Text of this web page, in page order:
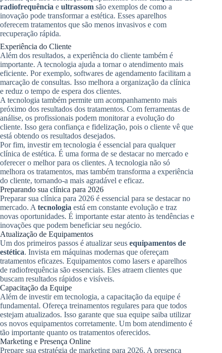
radiofrequência e ultrassom são exemplos de como a
inovação pode transformar a estética. Esses aparelhos
oferecem tratamentos que são menos invasivos e com
recuperação rápida.
Experiência do Cliente
Além dos resultados, a experiência do cliente também é
importante. A tecnologia ajuda a tornar o atendimento mais
eficiente. Por exemplo, softwares de agendamento facilitam a
marcação de consultas. Isso melhora a organização da clínica
e reduz o tempo de espera dos clientes.
A tecnologia também permite um acompanhamento mais
próximo dos resultados dos tratamentos. Com ferramentas de
análise, os profissionais podem monitorar a evolução do
cliente. Isso gera confiança e fidelização, pois o cliente vê que
está obtendo os resultados desejados.
Por fim, investir em tecnologia é essencial para qualquer
clínica de estética. É uma forma de se destacar no mercado e
oferecer o melhor para os clientes. A tecnologia não só
melhora os tratamentos, mas também transforma a experiência
do cliente, tornando-a mais agradável e eficaz.
Preparando sua clínica para 2026
Preparar sua clínica para 2026 é essencial para se destacar no
mercado. A tecnologia está em constante evolução e traz
novas oportunidades. É importante estar atento às tendências e
inovações que podem beneficiar seu negócio.
Atualização de Equipamentos
Um dos primeiros passos é atualizar seus equipamentos de
estética. Invista em máquinas modernas que ofereçam
tratamentos eficazes. Equipamentos como lasers e aparelhos
de radiofrequência são essenciais. Eles atraem clientes que
buscam resultados rápidos e visíveis.
Capacitação da Equipe
Além de investir em tecnologia, a capacitação da equipe é
fundamental. Ofereça treinamentos regulares para que todos
estejam atualizados. Isso garante que sua equipe saiba utilizar
os novos equipamentos corretamente. Um bom atendimento é
tão importante quanto os tratamentos oferecidos.
Marketing e Presença Online
Prepare sua estratégia de marketing para 2026. A presença